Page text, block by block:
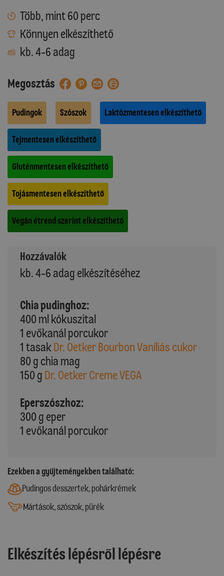
Több, mint 60 perc
Könnyen elkészíthető
kb. 4-6 adag
Megosztás
Pudingok Szószok Laktózmentesen elkészíthető
Tejmentesen elkészíthető
Gluténmentesen elkészíthető
Tojásmentesen elkészíthető
Vegán étrend szerint elkészíthető
Hozzávalók
kb. 4-6 adag elkészítéséhez
Chia pudinghoz:
400 ml kókuszital
1 evőkanál porcukor
1 tasak Dr. Oetker Bourbon Vaníliás cukor
80 g chia mag
150 g Dr. Oetker Creme VEGA
Eperszószhoz:
300 g eper
1 evőkanál porcukor
Ezekben a gyűjteményekben található:
Pudingos desszertek, pohárkrémek
Mártások, szószok, pürék
Elkészítés lépésről lépésre